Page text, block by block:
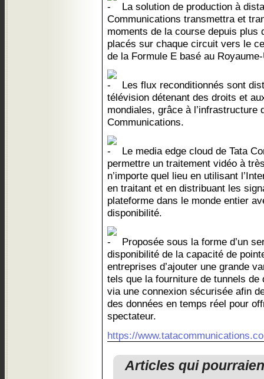
La solution de production à
Communications transmettra et
moments de la course depuis plus
placés sur chaque circuit vers le
de la Formule E basé au
Les flux reconditionnés sont
télévision détenant des droits et
mondiales, grâce à l’infrastructure
Communications.
Le media edge cloud de Tata
permettre un traitement vidéo à
n’importe quel lieu en utilisant
en traitant et en distribuant les
plateforme dans le monde entier
disponibilité.
Proposée sous la forme d’un
disponibilité de la capacité de
entreprises d’ajouter une grande
tels que la fourniture de tunnels de
via une connexion sécurisée afin
des données en temps réel pour
spectateur.
https://
Articles qui